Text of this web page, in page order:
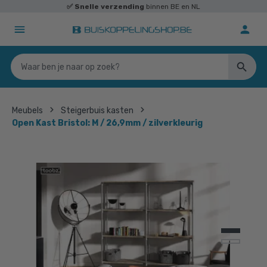
✅ Snelle verzending binnen BE en NL
Meubels
Steigerbuis kasten
Open Kast Bristol: M / 26,9mm / zilverkleurig